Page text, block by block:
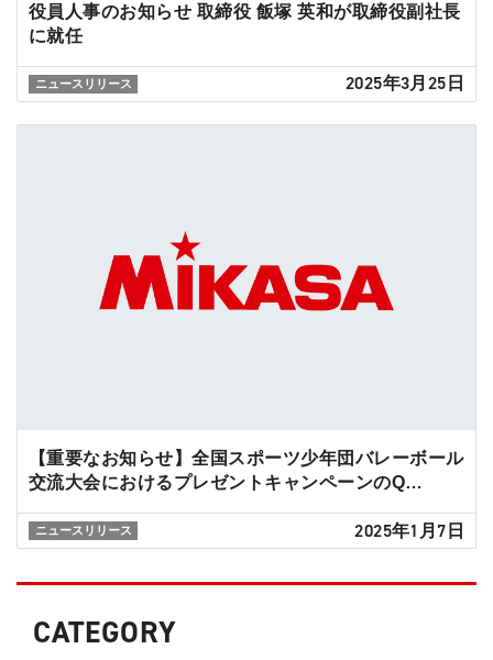
役員人事のお知らせ 取締役 飯塚 英和が取締役副社長
に就任
ニュースリリース 2025年3月25日
【重要なお知らせ】全国スポーツ少年団バレーボール
交流大会におけるプレゼントキャンペーンのQ…
ニュースリリース 2025年1月7日
CATEGORY